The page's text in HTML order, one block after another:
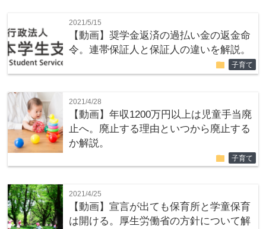
2021/5/15
【動画】奨学金返済の過払い金の返金命
令。連帯保証人と保証人の違いを解説。
folder 子育て
2021/4/28
【動画】年収1200万円以上は児童手当廃
止へ。廃止する理由といつから廃止する
か解説。
folder 子育て
2021/4/25
【動画】宣言が出ても保育所と学童保育
は開ける。厚生労働省の方針について解